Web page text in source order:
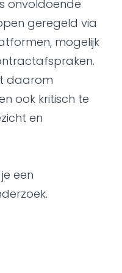
onvoldoende
geregeld via
mogelijk
daarom
ook kritisch te
en
een